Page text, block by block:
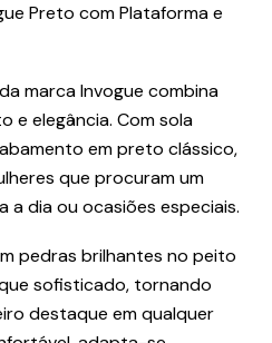
Preto com Plataforma e
marca Invogue combina
e elegância. Com sola
em preto clássico,
que procuram um
a dia ou ocasiões especiais.
pedras brilhantes no peito
sofisticado, tornando
destaque em qualquer